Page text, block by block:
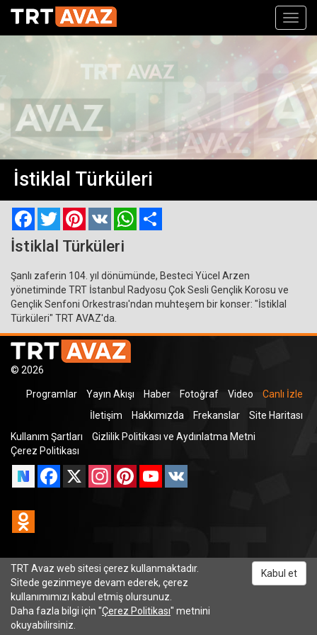
İstiklal Türküleri
FacebookTwitterPinterest
VK WhatsApp
İstiklal Türküleri
Şanlı zaferin 104. yıl dönümünde, Besteci Yücel Arzen
yönetiminde TRT İstanbul Radyosu Çok Sesli Gençlik Korosu ve
Gençlik Senfoni Orkestrası'ndan muhteşem bir konser: "İstiklal
Türküleri" TRT AVAZ'da.
© 2026
Programlar Yayın Akışı Haber Fotoğraf Video
Canlı İzle
İletişim
Hakkımızda Frekanslar
Site Haritası
Kullanım Şartları
Gizlilik Politikası ve Aydınlatma Metni
Çerez Politikası
Facebook
X InstagramPinterestYouTube
TRT Dinle
TRT Avaz web sitesi çerez kullanmaktadır.
Sitede gezinmeye devam ederek, çerez
kullanımımızı kabul etmiş olursunuz.
Daha fazla bilgi için "Çerez Politikası" metnini
okuyabilirsiniz.
Kabul et